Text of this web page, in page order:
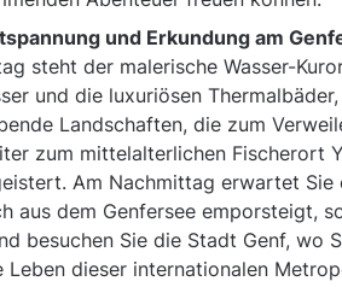
und Erkundung am
steht der malerische Wasser-
und die luxuriösen
Landschaften, die zum
zum mittelalterlichen Fischerort
Am Nachmittag erwartet
aus dem Genfersee emporsteigt,
besuchen Sie die Stadt Genf, wo
Leben dieser internationalen